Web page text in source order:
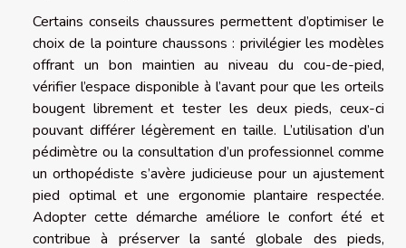
Certains conseils chaussures permettent d’optimiser le
choix de la pointure chaussons : privilégier les modèles
offrant un bon maintien au niveau du cou-de-pied,
vérifier l’espace disponible à l’avant pour que les orteils
bougent librement et tester les deux pieds, ceux-ci
pouvant différer légèrement en taille. L’utilisation d’un
pédimètre ou la consultation d’un professionnel comme
un orthopédiste s’avère judicieuse pour un ajustement
pied optimal et une ergonomie plantaire respectée.
Adopter cette démarche améliore le confort été et
contribue à préserver la santé globale des pieds,